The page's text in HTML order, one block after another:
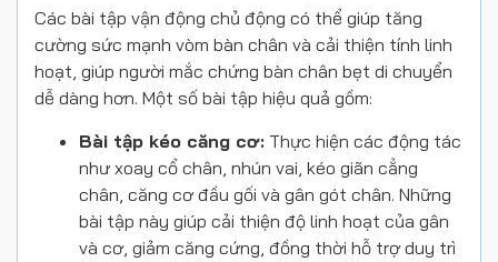
Các bài tập vận động chủ động có thể giúp tăng
cường sức mạnh vòm bàn chân và cải thiện tính linh
hoạt, giúp người mắc chứng bàn chân bẹt di chuyển
dễ dàng hơn. Một số bài tập hiệu quả gồm:
Bài tập kéo căng cơ: Thực hiện các động tác
như xoay cổ chân, nhún vai, kéo giãn cẳng
chân, căng cơ đầu gối và gân gót chân. Những
bài tập này giúp cải thiện độ linh hoạt của gân
và cơ, giảm căng cứng, đồng thời hỗ trợ duy trì